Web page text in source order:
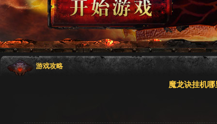
游戏攻略
魔龙诀挂机